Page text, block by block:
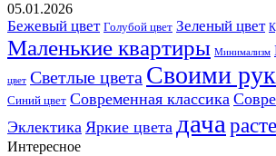
05.01.2026
Бежевый цвет Голубой цвет Зеленый цвет
Маленькие квартиры Минимализм
цвет Светлые цвета Своими
Синий цвет Современная классика
Эклектика Яркие цвета дача
Интересное